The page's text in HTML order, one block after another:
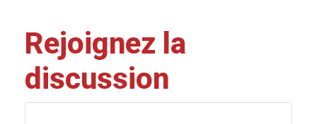
Rejoignez la
discussion